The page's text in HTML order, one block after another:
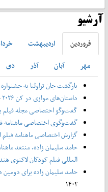
آرشیو
فروردين ارديبهشت خرداد
مهر
آبان آذر دی
بازگشت جان تراولتا به
داستان‌های موازی در کن ۲۰۲۶
-
گفت‌وگو اختصاصی مجله فیلم
گفت‌وگوی اختصاصی ماهنامه
گزارش اختصاصی ماهنامه فیلم
حامد سلیمان زاده، منتقد
المللی فیلم کودکان لاکنوی هند-
حامد سلیمان زاده برای
۱۴۰۲